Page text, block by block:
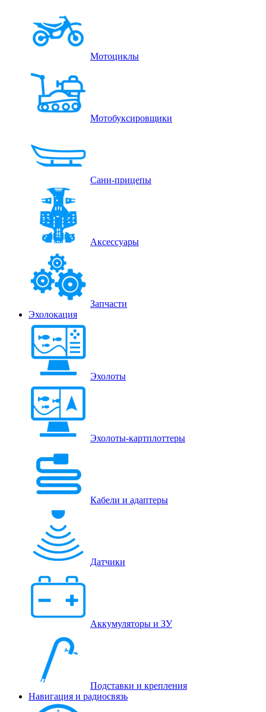
Мотоциклы
Мотобуксировщики
Сани-прицепы
Аксессуары
Запчасти
Эхолокация
Эхолоты
Эхолоты-картплоттеры
Кабели и адаптеры
Датчики
Аккумуляторы и ЗУ
Подставки и крепления
Навигация и радиосвязь